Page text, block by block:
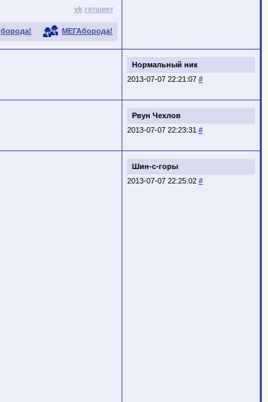
vk гетшеет
борода! МЕГАборода!
Нормальный ник
2013-07-07 22:21:07 #
Рвун Чехлов
2013-07-07 22:23:31 #
Шин-с-горы
2013-07-07 22:25:02 #